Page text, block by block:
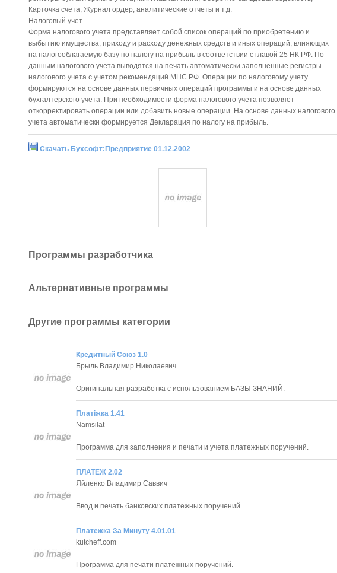
Карточка счета, Журнал ордер, аналитические отчеты и т.д.
Налоговый учет.
Форма налогового учета представляет собой список операций по приобретению и
выбытию имущества, приходу и расходу денежных средств и иных операций, влияющих
на налогооблагаемую базу по налогу на прибыль в соответствии с главой 25 НК РФ. По
данным налогового учета выводятся на печать автоматически заполненные регистры
налогового учета с учетом рекомендаций МНС РФ. Операции по налоговому учету
формируются на основе данных первичных операций программы и на основе данных
бухгалтерского учета. При необходимости форма налогового учета позволяет
откорректировать операции или добавить новые операции. На основе данных налогового
учета автоматически формируется Декларация по налогу на прибыль.
Скачать Бухсофт:Предприятие 01.12.2002
Программы разработчика
Альтернативные программы
Другие программы категории
Кредитный Союз 1.0
Брыль Владимир Николаевич
Оригинальная разработка с использованием БАЗЫ ЗНАНИЙ.
Платiжка 1.41
Namsilat
Программа для заполнения и печати и учета платежных поручений.
ПЛАТЕЖ 2.02
Яйленко Владимир Саввич
Ввод и печать банковских платежных поручений.
Платежка За Минуту 4.01.01
kutcheff.com
Программа для печати платежных поручений.